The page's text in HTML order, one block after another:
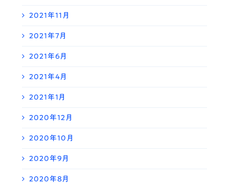
2021年11月
2021年7月
2021年6月
2021年4月
2021年1月
2020年12月
2020年10月
2020年9月
2020年8月